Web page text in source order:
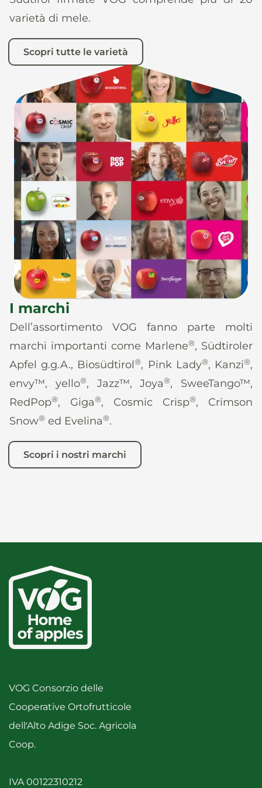
varietà di mele.
Scopri tutte le varietà
I marchi
Dell’assortimento VOG fanno parte molti
marchi importanti come Marlene®, Südtiroler
Apfel g.g.A., Biosüdtirol®, Pink Lady®, Kanzi®,
envy™, yello®, Jazz™, Joya®, SweeTango™,
RedPop®, Giga®, Cosmic Crisp®, Crimson
Snow® ed Evelina®.
Scopri i nostri marchi
VOG Consorzio delle
Cooperative Ortofrutticole
dell'Alto Adige Soc. Agricola
Coop.
IVA 00122310212